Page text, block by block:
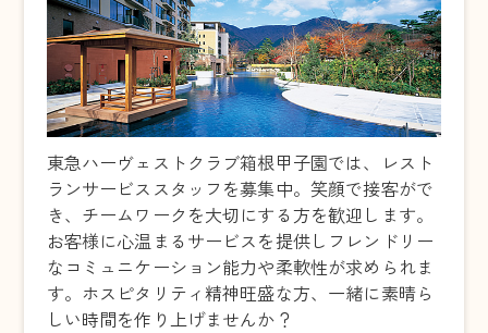
東急ハーヴェストクラブ箱根甲子園では、レスト
ランサービススタッフを募集中。笑顔で接客がで
き、チームワークを大切にする方を歓迎します。
お客様に心温まるサービスを提供しフレンドリー
なコミュニケーション能力や柔軟性が求められま
す。ホスピタリティ精神旺盛な方、一緒に素晴ら
しい時間を作り上げませんか？